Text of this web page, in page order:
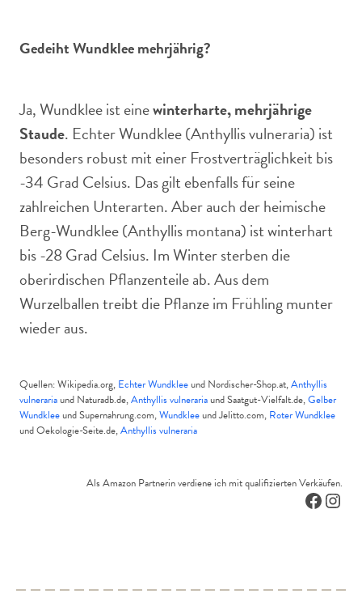
Gedeiht Wundklee mehrjährig?
Ja, Wundklee ist einewinterharte, mehrjährige
Staude. Echter Wundklee (Anthyllis vulneraria) ist
besonders robust mit einer Frostverträglichkeit bis
-34 Grad Celsius. Das gilt ebenfalls für seine
zahlreichen Unterarten. Aber auch der heimische
Berg-Wundklee (Anthyllis montana) ist winterhart
bis -28 Grad Celsius. Im Winter sterben die
oberirdischen Pflanzenteile ab. Aus dem
Wurzelballen treibt die Pflanze im Frühling munter
wieder aus.
Quellen: Wikipedia.org, Echter Wundkleeund Nordischer-Shop.at,Anthyllis
vulnerariaund Naturadb.de,Anthyllis vulnerariaund Saatgut-Vielfalt.de,Gelber
Wundkleeund Supernahrung.com,Wundkleeund Jelitto.com, Roter Wundklee
und Oekologie-Seite.de,Anthyllis vulneraria
Als Amazon Partnerin verdiene ich mit qualifizierten Verkäufen.